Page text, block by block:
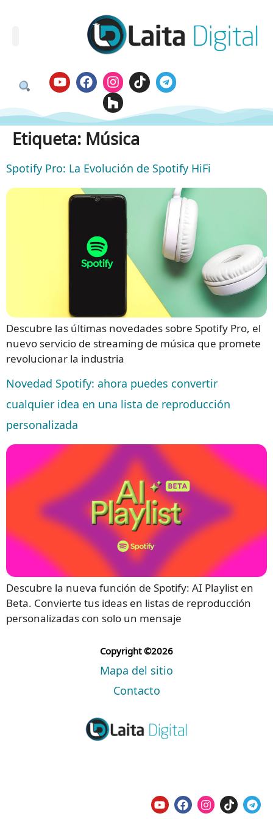
Etiqueta: Música
Spotify Pro: La Evolución de Spotify HiFi
Descubre las últimas novedades sobre Spotify Pro, el
nuevo servicio de streaming de música que promete
revolucionar la industria
Novedad Spotify: ahora puedes convertir
cualquier idea en una lista de reproducción
personalizada
Descubre la nueva función de Spotify: AI Playlist en
Beta. Convierte tus ideas en listas de reproducción
personalizadas con solo un mensaje
Copyright ©2026
Mapa del sitio
Contacto